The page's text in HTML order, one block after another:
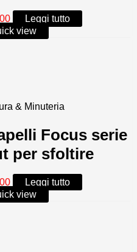
Il
prezzo
attuale
Leggi tutto
view
& Minuteria
Focus serie
per sfoltire
Il
prezzo
attuale
Leggi tutto
view